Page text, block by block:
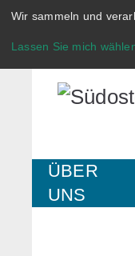
Wir sammeln und
Lassen Sie mich
ÜBER
UNS